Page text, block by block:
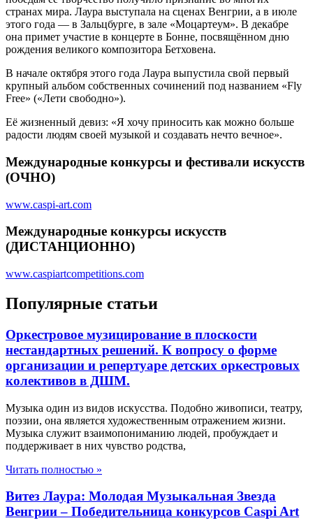
странах мира. Лаура выступала на сценах Венгрии, а в июле
этого года — в Зальцбурге, в зале «Моцартеум». В декабре
она примет участие в концерте в Бонне, посвящённом дню
рождения великого композитора Бетховена.
В начале октября этого года Лаура выпустила свой первый
крупный альбом собственных сочинений под названием «Fly
Free» («Лети свободно»).
Её жизненный девиз: «Я хочу приносить как можно больше
радости людям своей музыкой и создавать нечто вечное».
Международные конкурсы и фестивали искусств
(ОЧНО)
www.caspi-art.com
Международные конкурсы искусств
(ДИСТАНЦИОННО)
www.caspiartcompetitions.com
Популярные статьи
Оркестровое музицирование в плоскости
нестандартных решений. К вопросу о форме
организации и репертуаре детских оркестровых
колективов в ДШМ.
Музыка один из видов искусства. Подобно живописи, театру,
поэзии, она является художественным отражением жизни.
Музыка служит взаимопониманию людей, пробуждает и
поддерживает в них чувство родства,
Читать полностью »
Витез Лаура: Молодая Музыкальная Звезда
Венгрии – Победительница конкурсов Caspi Art